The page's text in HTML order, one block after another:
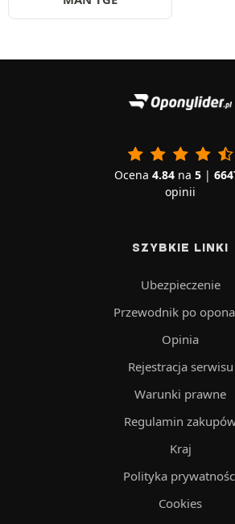
Ocena 4.84 na 5 |
opinii
SZYBKIE LINKI
Ubezpieczenie
Przewodnik po
Opinia
Rejestracja serwisu
Warunki prawne
Regulamin
Kraj
Polityka
Cookies